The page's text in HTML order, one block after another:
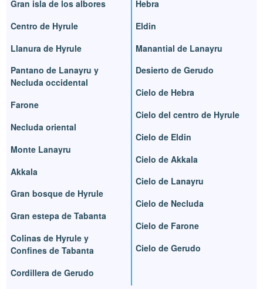
Gran isla de los albores
Centro de Hyrule
Llanura de Hyrule
Pantano de Lanayru y
Necluda occidental
Farone
Necluda oriental
Monte Lanayru
Akkala
Gran bosque de Hyrule
Gran estepa de Tabanta
Colinas de Hyrule y
Confines de Tabanta
Cordillera de Gerudo
Hebra
Eldin
Manantial de Lanayru
Desierto de Gerudo
Cielo de Hebra
Cielo del centro de Hyrule
Cielo de Eldin
Cielo de Akkala
Cielo de Lanayru
Cielo de Necluda
Cielo de Farone
Cielo de Gerudo